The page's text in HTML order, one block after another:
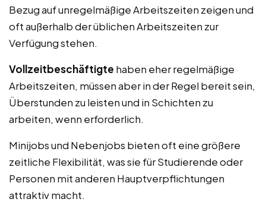
Bezug auf unregelmäßige Arbeitszeiten zeigen und
oft außerhalb der üblichen Arbeitszeiten zur
Verfügung stehen.
Vollzeitbeschäftigte haben eher regelmäßige
Arbeitszeiten, müssen aber in der Regel bereit sein,
Überstunden zu leisten und in Schichten zu
arbeiten, wenn erforderlich.
Minijobs und Nebenjobs bieten oft eine größere
zeitliche Flexibilität, was sie für Studierende oder
Personen mit anderen Hauptverpflichtungen
attraktiv macht.